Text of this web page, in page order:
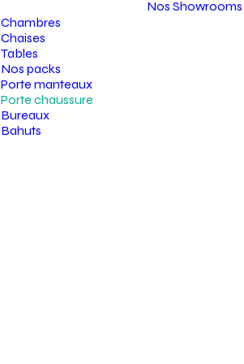
Chambres
Chaises
Tables
Nos packs
Porte manteaux
Porte chaussure
Bureaux
Bahuts
Nos Showrooms